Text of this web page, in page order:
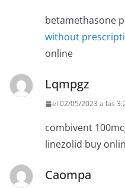
betamethasone
without
online
Lqmpgz
el 02/05/2023 a las
combivent
linezolid buy
Caompa